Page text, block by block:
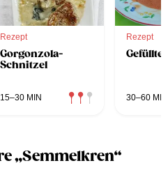
Rezept
Gorgonzola-
Schnitzel
15–30 MIN
Rezept
Gefüllte
30–60 MIN
„Semmelkren“